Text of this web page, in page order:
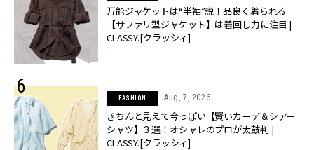
万能ジャケットは“半袖”説！品良く着られる
【サファリ型ジャケット】は着回し力に注目 |
CLASSY.[クラッシィ]
FASHION Aug, 7, 2026
きちんと見えて今っぽい【賢いカーデ＆シアー
シャツ】３選！オシャレのプロが太鼓判 |
CLASSY.[クラッシィ]